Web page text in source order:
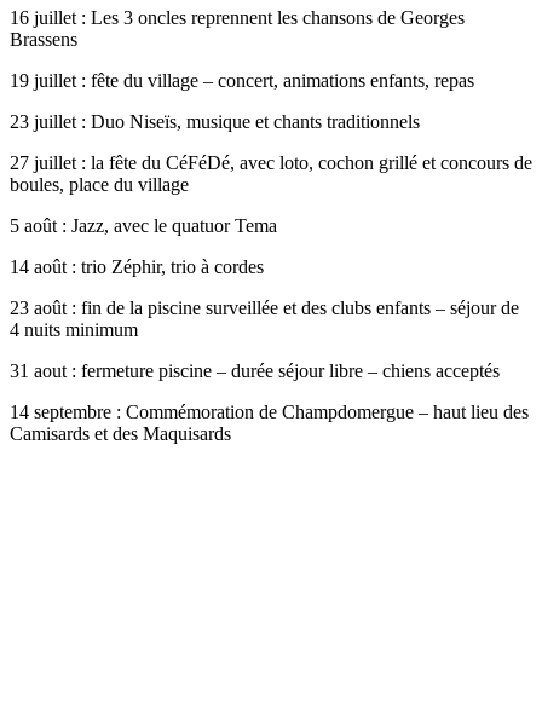
16 juillet : Les 3 oncles reprennent les chansons de Georges
Brassens
19 juillet : fête du village – concert, animations enfants, repas
23 juillet : Duo Niseïs, musique et chants traditionnels
27 juillet : la fête du CéFéDé, avec loto, cochon grillé et concours de
boules, place du village
5 août : Jazz, avec le quatuor Tema
14 août : trio Zéphir, trio à cordes
23 août : fin de la piscine surveillée et des clubs enfants – séjour de
4 nuits minimum
31 aout : fermeture piscine – durée séjour libre – chiens acceptés
14 septembre : Commémoration de Champdomergue – haut lieu des
Camisards et des Maquisards